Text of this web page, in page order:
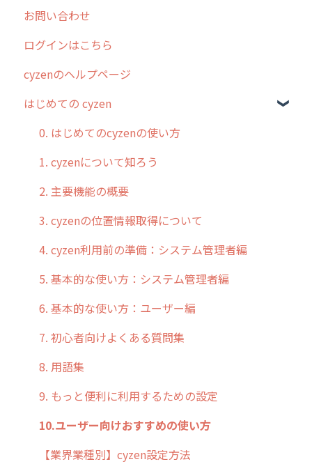
2025年のリリース情報
2024年のリリース情報
2023年のリリース情報
過去のリリース
2019年までのリリース情報
お客様の声を実現しました
お問い合わせ
ログインはこちら
cyzenのヘルプページ
はじめての cyzen
0. はじめてのcyzenの使い方
1. cyzenについて知ろう
2. 主要機能の概要
3. cyzenの位置情報取得について
4. cyzen利用前の準備：システム管理者編
5. 基本的な使い方：システム管理者編
6. 基本的な使い方：ユーザー編
7. 初心者向けよくある質問集
8. 用語集
9. もっと便利に利用するための設定
10.ユーザー向けおすすめの使い方
【業界業種別】cyzen設定方法